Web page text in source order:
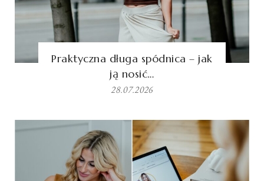
Praktyczna długa spódnica – jak
ją nosić…
28.07.2026